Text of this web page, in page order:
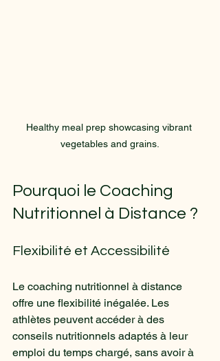
Healthy meal prep showcasing vibrant
vegetables and grains.
Pourquoi le Coaching
Nutritionnel à Distance ?
Flexibilité et Accessibilité
Le coaching nutritionnel à distance
offre une flexibilité inégalée. Les
athlètes peuvent accéder à des
conseils nutritionnels adaptés à leur
emploi du temps chargé, sans avoir à